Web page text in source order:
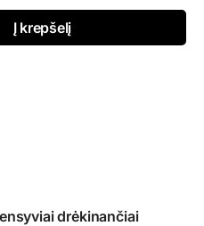
Į krepšelį
drėkinančiai